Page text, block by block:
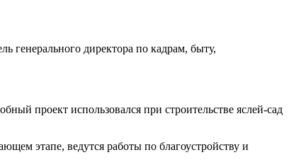
генерального директора по кадрам, быту,
проект использовался при строительстве яслей-сад
этапе, ведутся работы по благоустройству и